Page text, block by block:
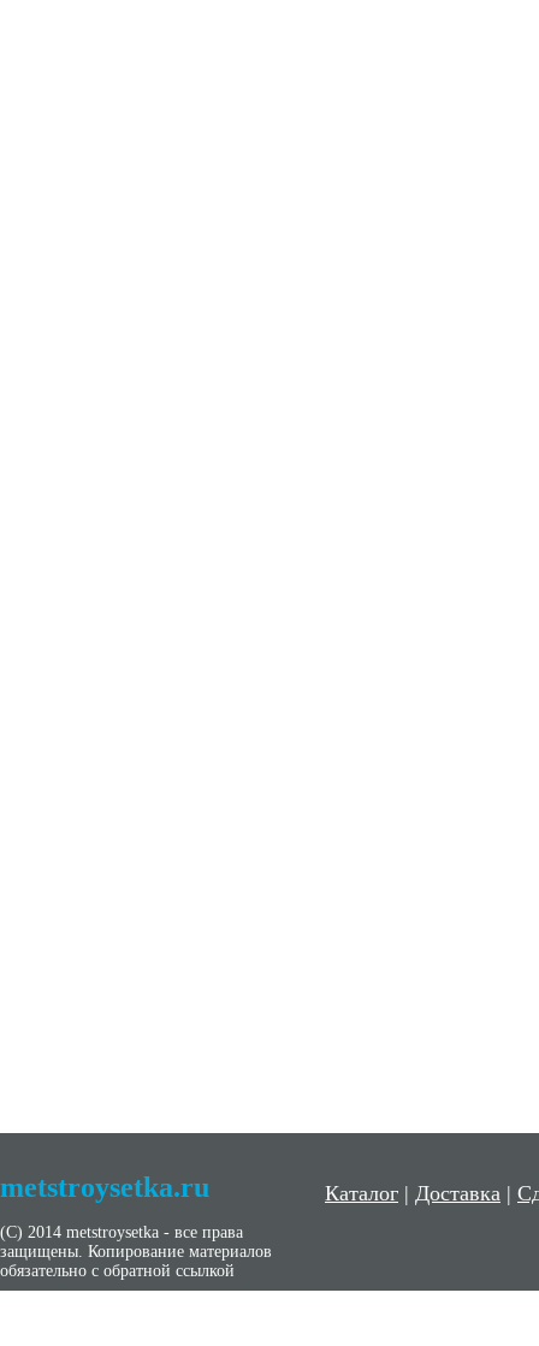
metstroysetka.ru
(С) 2014 metstroysetka - все права
защищены. Копирование материалов
обязательно с обратной ссылкой
Каталог | Доставка |